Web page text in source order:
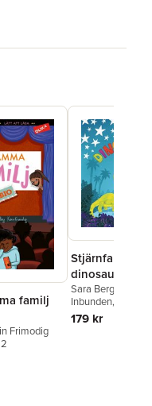
familj
Frimodig
Stjärnfall i
dinosaurieland
Sara Berg
Sanna Borell
Inbunden, 2020
179 kr